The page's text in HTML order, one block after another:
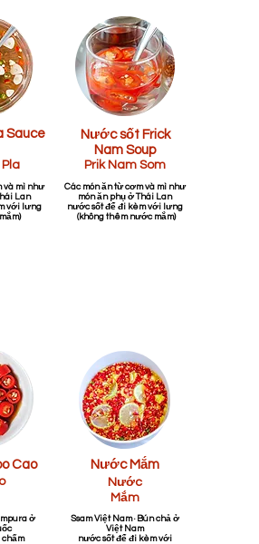
Sauce
Pla
và mì như
Lan
với lưng
Cao
ở
chấm
Nước sốt Frick
Nam Soup
Prik Nam Som
Các món ăn từ cơm và mì như
món ăn phụ ở Thái Lan
nước sốt để đi kèm với lưng
​ (không thêm nước mắm)
Nước Mắm
Nước
Mắm
Ssam Việt Nam · Bún chả ở
Việt Nam
nước sốt để đi kèm với